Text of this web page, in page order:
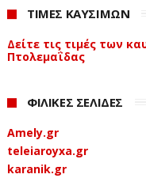
ΤΙΜΕΣ ΚΑΥΣΙΜΩΝ
Δείτε τις τιμές των
Πτολεμαΐδας
ΦΙΛΙΚΕΣ ΣΕΛΙΔΕΣ
Amely.gr
teleiaroyxa.gr
karanik.gr